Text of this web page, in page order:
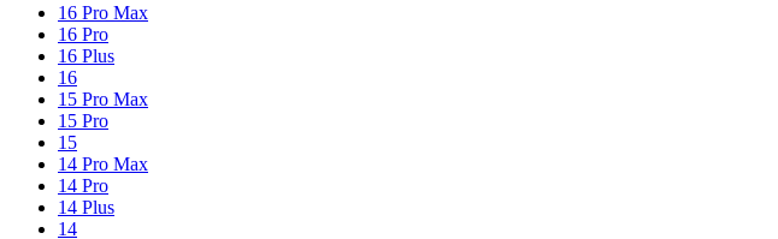
16 Pro Max
16 Pro
16 Plus
16
15 Pro Max
15 Pro
15
14 Pro Max
14 Pro
14 Plus
14